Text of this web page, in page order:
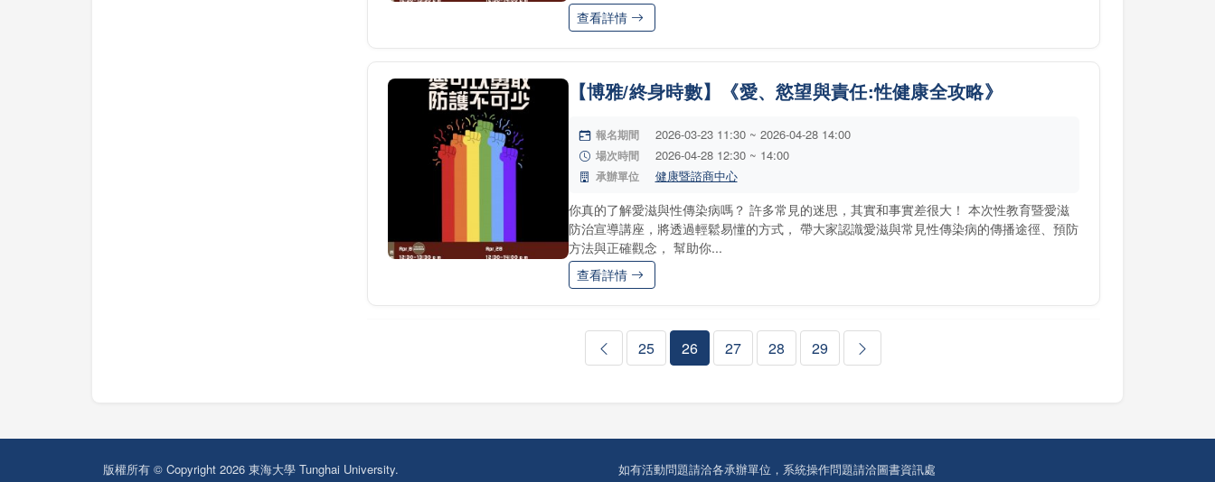
查看詳情
【博雅/終身時數】《愛、慾望與責任:性健康全攻略》
報名期間 2026-03-23 11:30 ~ 2026-04-28 14:00
場次時間 2026-04-28 12:30 ~ 14:00
承辦單位 健康暨諮商中心
你真的了解愛滋與性傳染病嗎？ 許多常見的迷思，其實和事實差很大！ 本次性教育暨愛滋
防治宣導講座，將透過輕鬆易懂的方式， 帶大家認識愛滋與常見性傳染病的傳播途徑、預防
方法與正確觀念， 幫助你...
查看詳情
25 26 27 28 29
版權所有 © Copyright 2026 東海大學 Tunghai University. 如有活動問題請洽各承辦單位，系統操作問題請洽圖書資訊處